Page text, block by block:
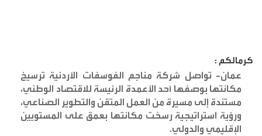
كرمالكم :
عمان- تواصل شركة مناجم الفوسفات الأردنية ترسيخ
مكانتها بوصفها أحد الأعمدة الرئيسة للاقتصاد الوطني،
مستندة إلى مسيرة من العمل المتقن والتطوير الصناعي،
ورؤية استراتيجية رسخت مكانتها بعمق على المستويين
الإقليمي والدولي.